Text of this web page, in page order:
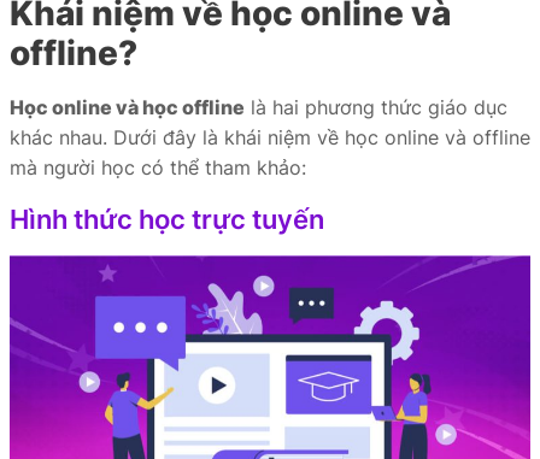
Khái niệm về học online và
offline?
Học online và học offline là hai phương thức giáo dục
khác nhau. Dưới đây là khái niệm về học online và offline
mà người học có thể tham khảo:
Hình thức học trực tuyến